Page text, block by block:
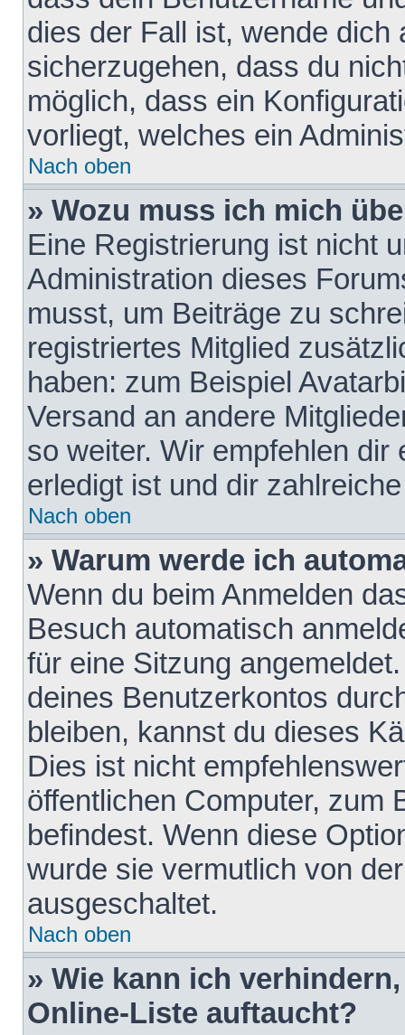
dies der Fall ist, wende dich
sicherzugehen, dass du
möglich, dass ein
vorliegt, welches ein
Nach oben
» Wozu muss ich mich
Eine Registrierung ist nicht
Administration dieses
musst, um Beiträge zu
registriertes Mitglied
haben: zum Beispiel
Versand an andere
so weiter. Wir empfehlen
erledigt ist und dir
Nach oben
» Warum werde ich
Wenn du beim Anmelden
Besuch automatisch
für eine Sitzung
deines Benutzerkontos
bleiben, kannst du dieses
Dies ist nicht
öffentlichen Computer, zum
befindest. Wenn diese
wurde sie vermutlich von
ausgeschaltet.
Nach oben
» Wie kann ich
Online-Liste auftaucht?